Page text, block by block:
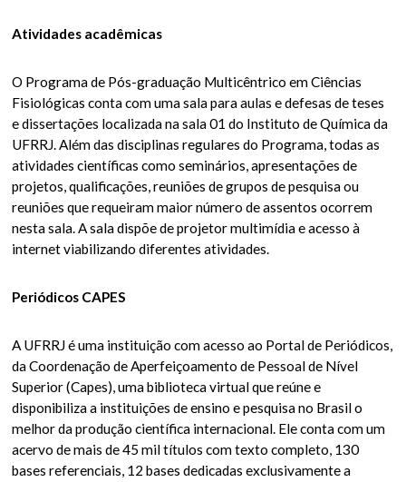
Atividades acadêmicas
O Programa de Pós-graduação Multicêntrico em Ciências
Fisiológicas conta com uma sala para aulas e defesas de teses
e dissertações localizada na sala 01 do Instituto de Química da
UFRRJ. Além das disciplinas regulares do Programa, todas as
atividades científicas como seminários, apresentações de
projetos, qualificações, reuniões de grupos de pesquisa ou
reuniões que requeiram maior número de assentos ocorrem
nesta sala. A sala dispõe de projetor multimídia e acesso à
internet viabilizando diferentes atividades.
Periódicos CAPES
A UFRRJ é uma instituição com acesso ao Portal de Periódicos,
da Coordenação de Aperfeiçoamento de Pessoal de Nível
Superior (Capes), uma biblioteca virtual que reúne e
disponibiliza a instituições de ensino e pesquisa no Brasil o
melhor da produção científica internacional. Ele conta com um
acervo de mais de 45 mil títulos com texto completo, 130
bases referenciais, 12 bases dedicadas exclusivamente a